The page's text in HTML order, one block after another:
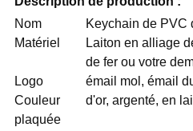
Nom
Keychain de PVC
Matériel
Laiton en alliage
de fer ou votre
Logo
émail mol, émail
Couleur
plaquée
d'or, argenté, en